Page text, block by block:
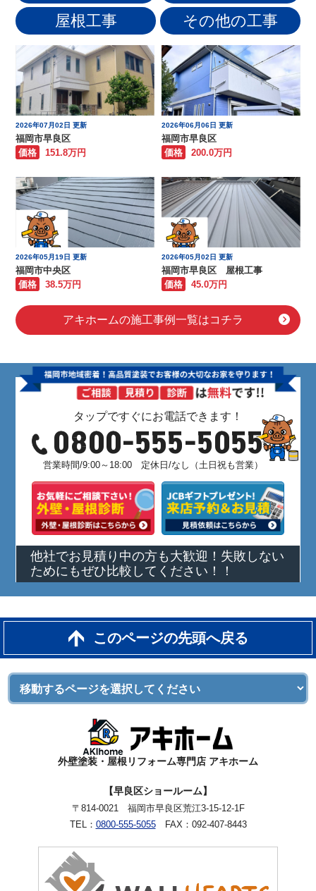
屋根工事
その他の工事
2026年07月02日 更新
福岡市早良区
価格
151.8万円
2026年06月06日 更新
福岡市早良区
価格
200.0万円
2026年05月19日 更新
福岡市中央区
価格
38.5万円
2026年05月02日 更新
福岡市早良区 屋根工事
価格
45.0万円
アキホームの施工事例一覧はコチラ
タップですぐにお電話できます！
0800-555-5055
営業時間/9:00～18:00 定休日/なし（土日祝も営業）
他社でお見積り中の方も大歓迎！失敗しない
ためにもぜひ比較してください！！
このページの先頭へ戻る
外壁塗装・屋根リフォーム専門店 アキホーム
【早良区ショールーム】
〒814-0021 福岡市早良区荒江3-15-12-1F
TEL： 0800-555-5055FAX：092-407-8443